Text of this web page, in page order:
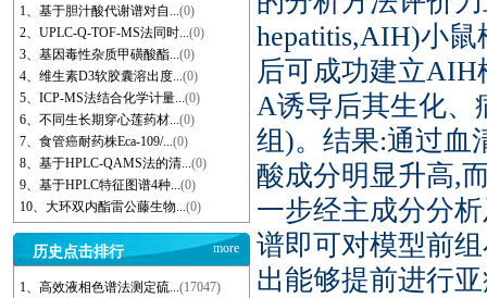
1、基于胆汁酸代谢谱对自...(0)
2、UPLC-Q-TOF-MS法同时...(0)
3、基因毒性杂质甲磺酸酯...(0)
4、维生素D3软胶囊溶出度...(0)
5、ICP-MS法结合化学计量...(0)
6、不同生长期穿心莲药材...(0)
7、食管癌耐药株Eca-109/...(0)
8、基于HPLC-QAMS法的清...(0)
9、基于HPLC特征图谱4种...(0)
10、大环双内酯雷公藤生物...(0)
历史点击排行 more
1、高效液相色谱法测定硫...(17047)
hepatitis,AIH)小
后可成功建立AIH
A诱导后其生化、
组)。结果:通过血
酸成分明显升高,
一步经主成分分
谱即可对模型前
出能够提前进行